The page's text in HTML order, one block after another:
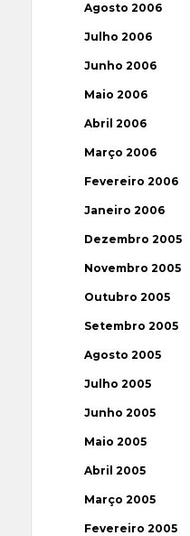
Agosto 2006
Julho 2006
Junho 2006
Maio 2006
Abril 2006
Março 2006
Fevereiro 2006
Janeiro 2006
Dezembro 2005
Novembro 2005
Outubro 2005
Setembro 2005
Agosto 2005
Julho 2005
Junho 2005
Maio 2005
Abril 2005
Março 2005
Fevereiro 2005